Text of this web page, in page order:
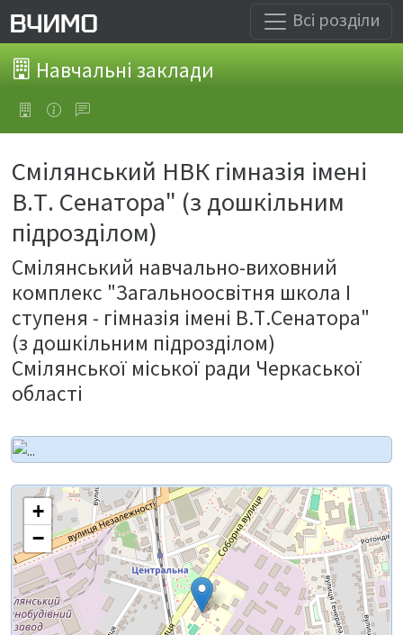
Всі розділи
Навчальні заклади
Смілянський НВК гімназія імені
В.Т. Сенатора" (з дошкільним
підрозділом)
Смілянський навчально-виховний
комплекс "Загальноосвітня школа І
ступеня - гімназія імені В.Т.Сенатора"
(з дошкільним підрозділом)
Смілянської міської ради Черкаської
області
+
−